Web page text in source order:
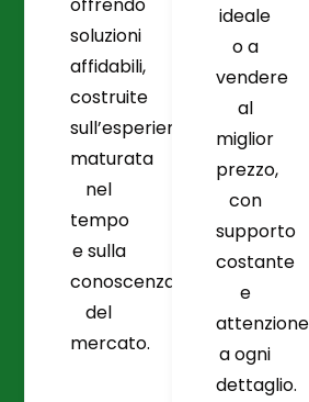
offrendo
soluzioni
affidabili,
costruite
sull’esperienza
maturata
nel
tempo
e sulla
conoscenza
del
mercato.
ideale
o a
vendere
al
miglior
prezzo,
con
supporto
costante
e
attenzione
a ogni
dettaglio.